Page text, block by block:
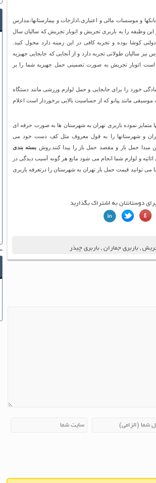
و موسسات مالی و اعتباری،ادارجات و بیمارستانها،مدارس
وظیفه را به باربری تجریش و اتوبار تجریش که سالیان سال
کوشا بوده و تجربه کافی در این زمینه دارد محول کنید.
نیز سالیان طولانی تجربه دارد و از آنجایی که جابجایی جهیزیه
است اتوبار تجریش به صورت تضمینی حمل جهیزیه شما را بر
خورد را برای جابجایی و حمل لوازم ورزشی مانند دستگاه
مانند پیانو که از حساسیت بالایی برخوردار است اعلام
متمایز نموده باربری تهران به شهرستان ها به صورت حرفه ای
و شهرستانها را به قول معروف مثل کف دست خود می
مبدا حمل بار و مقصد حمل بار را پیدا کنند.روش بسته بندی
و لوازم شما انجام می شود مانع هر گونه آسیب دیدگی در
توانید قیمت حمل بار تهران به شهرستان را درتعرفه باربری
دوستانتان به اشتراک بگذارید
, باربری جماران , باربری چیذر